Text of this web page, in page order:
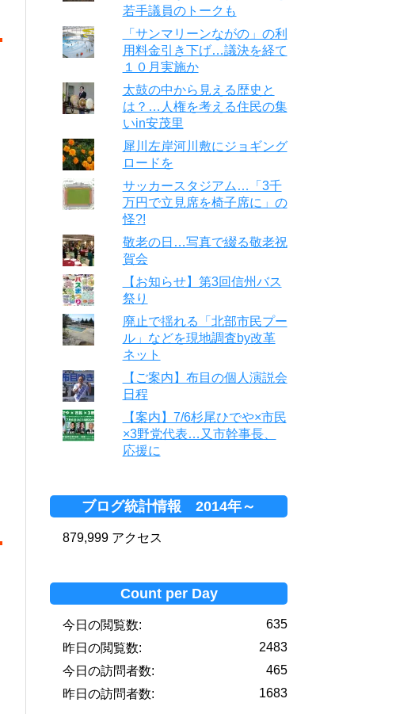
若手議員のトークも
「サンマリーンながの」の利
用料金引き下げ…議決を経て
１０月実施か
太鼓の中から見える歴史と
は？…人権を考える住民の集
いin安茂里
犀川左岸河川敷にジョギング
ロードを
サッカースタジアム…「3千
万円で立見席を椅子席に」の
怪?!
敬老の日…写真で綴る敬老祝
賀会
【お知らせ】第3回信州バス
祭り
廃止で揺れる「北部市民プー
ル」などを現地調査by改革
ネット
【ご案内】布目の個人演説会
日程
【案内】7/6杉尾ひでや×市民
×3野党代表…又市幹事長、
応援に
ブログ統計情報 2014年～
879,999 アクセス
Count per Day
635
今日の閲覧数:
2483
昨日の閲覧数:
465
今日の訪問者数:
1683
昨日の訪問者数: